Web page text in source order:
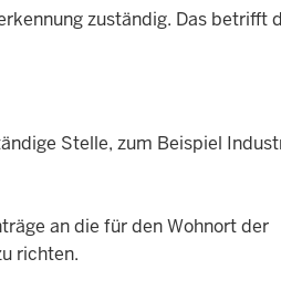
zuständig. Das betrifft
Stelle, zum Beispiel
an die für den Wohnort der
richten.